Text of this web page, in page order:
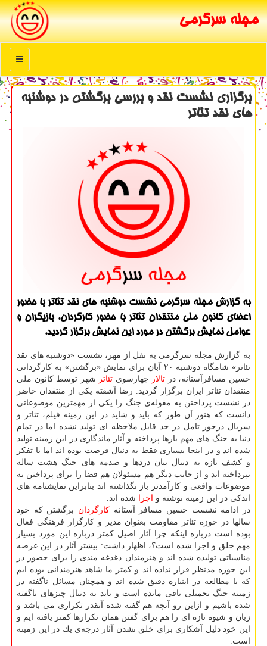
مجله سرگرمی
منو
برگزاری نشست نقد و بررسی برگشتن در دوشنبه
های نقد تئاتر
به گزارش مجله سرگرمی نشست دوشنبه های نقد تئاتر با حضور
اعضای كانون ملی منتقدان تئاتر با حضور كارگردان، بازیگران و
عوامل نمایش برگشتن در مورد این نمایش برگزار گردید.
به گزارش مجله سرگرمی به نقل از مهر، نشست «دوشنبه های نقد
تئاتر» شامگاه دوشنبه ۲۰ آبان برای نمایش «برگشتن» به كارگردانی
حسین مسافرآستانه، در تالار چهارسوی تئاتر شهر توسط كانون ملی
منتقدان تئاتر ایران برگزار گردید. رضا آشفته یكی از منتقدان حاضر
در نشست پرداختن به مقوله‌ی جنگ را یكی از مهمترین موضوعاتی
دانست كه هنوز آن طور كه باید و شاید در این زمینه فیلم، تئاتر و
سریال درخور تامل در حد قابل ملاحظه ای تولید نشده اما در تمام
دنیا به جنگ های مهم بارها پرداخته و آثار ماندگاری در این زمینه تولید
شده اند و در اینجا بسیاری فقط به دنبال فرصت بوده اند اما با تفكر
و كشف تازه به دنبال بیان دردها و صدمه های جنگ هشت ساله
نپرداخته اند و از جانب دیگر هم مسئولان هم فضا را برای پرداختن به
موضوعات واقعی و كارآمدتر باز نگذاشته اند بنابراین نمایشنامه های
اندكی در این زمینه نوشته و
اجرا
شده اند.
در ادامه نشست حسین مسافر آستانه كارگردان برگشتن كه خود
سالها در حوزه تئاتر مقاومت بعنوان مدیر و كارگزار فرهنگی فعال
بوده است درباره اینكه چرا آثار اصیل كمتر درباره این مورد بسیار
مهم خلق و اجرا شده است؟، اظهار داشت: بیشتر آثار در این عرصه
مناسباتی تولیده شده اند و هنرمندان دغدغه مندی را برای حضور در
این حوزه مدنظر قرار نداده اند و كمتر ما شاهد هنرمندانی بوده ایم
كه با مطالعه در اینباره دقیق شده اند و همچنان مسائل ناگفته در
زمینه جنگ تحمیلی باقی مانده است و باید به دنبال چیزهای ناگفته
شده باشیم و ازاین رو آنچه هم گفته شده آنقدر تكراری می باشد و
زبان و شیوه تازه ای را هم برای گفتن همان تكرارها كمتر یافته ایم و
این خود دلیل آشكاری برای خلق نشدن آثار درجه‌ی یك در این زمینه
است.